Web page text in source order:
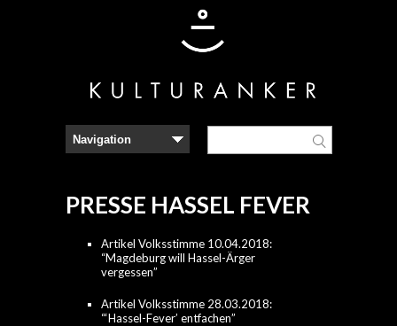
PRESSE HASSEL FEVER
Artikel Volksstimme 10.04.2018:
“Magdeburg will Hassel-Ärger
vergessen”
Artikel Volksstimme 28.03.2018:
“‘Hassel-Fever’ entfachen”